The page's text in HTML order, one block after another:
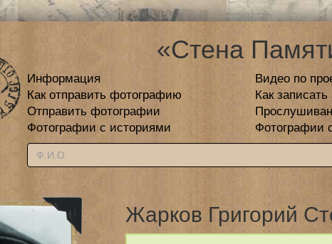
«Стена
Информация
Видео по
Как отправить фотографию
Как записать
Отправить фотографии
Фотографии с историями
Фотографии
Жарков Григорий